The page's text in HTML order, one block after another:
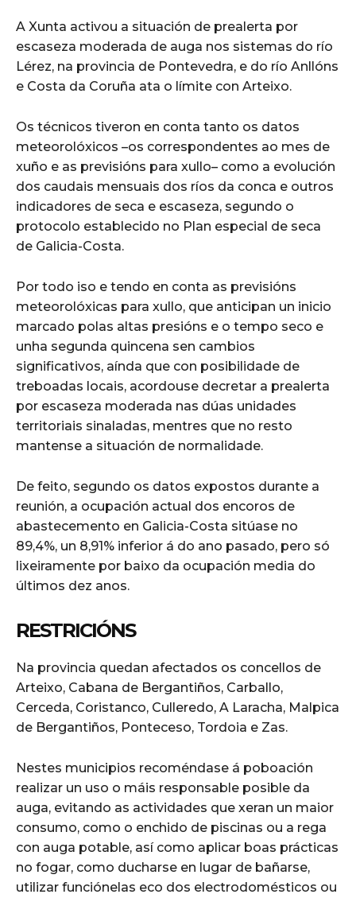
A Xunta activou a situación de prealerta por
escaseza moderada de auga nos sistemas do río
Lérez, na provincia de Pontevedra, e do río Anllóns
e Costa da Coruña ata o límite con Arteixo.
Os técnicos tiveron en conta tanto os datos
meteorolóxicos –os correspondentes ao mes de
xuño e as previsións para xullo– como a evolución
dos caudais mensuais dos ríos da conca e outros
indicadores de seca e escaseza, segundo o
protocolo establecido no Plan especial de seca
de Galicia-Costa.
Por todo iso e tendo en conta as previsións
meteorolóxicas para xullo, que anticipan un inicio
marcado polas altas presións e o tempo seco e
unha segunda quincena sen cambios
significativos, aínda que con posibilidade de
treboadas locais, acordouse decretar a prealerta
por escaseza moderada nas dúas unidades
territoriais sinaladas, mentres que no resto
mantense a situación de normalidade.
De feito, segundo os datos expostos durante a
reunión, a ocupación actual dos encoros de
abastecemento en Galicia-Costa sitúase no
89,4%, un 8,91% inferior á do ano pasado, pero só
lixeiramente por baixo da ocupación media do
últimos dez anos.
RESTRICIÓNS
Na provincia quedan afectados os concellos de
Arteixo, Cabana de Bergantiños, Carballo,
Cerceda, Coristanco, Culleredo, A Laracha, Malpica
de Bergantiños, Ponteceso, Tordoia e Zas.
Nestes municipios recoméndase á poboación
realizar un uso o máis responsable posible da
auga, evitando as actividades que xeran un maior
consumo, como o enchido de piscinas ou a rega
con auga potable, así como aplicar boas prácticas
no fogar, como ducharse en lugar de bañarse,
utilizar funciónelas eco dos electrodomésticos ou